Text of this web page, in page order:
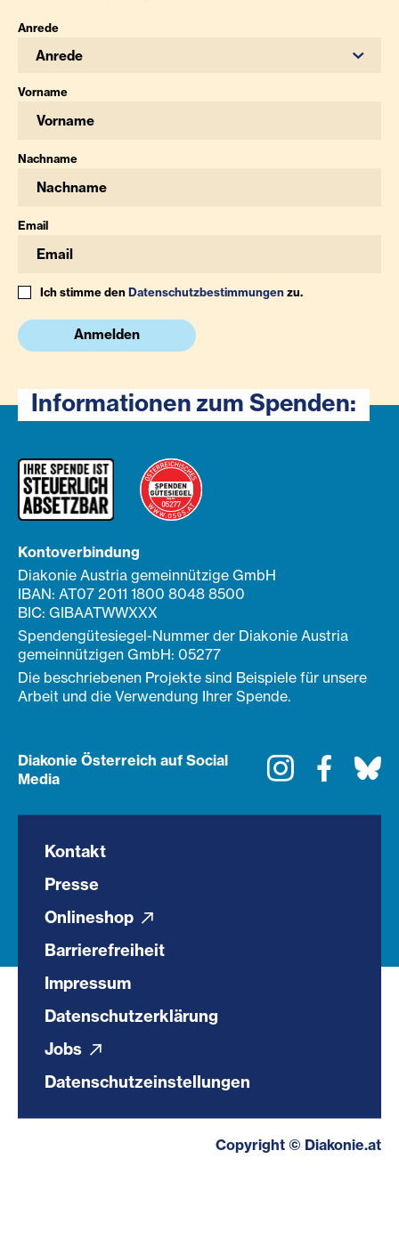
Anrede
Anrede
Vorname
Nachname
Email
Ich stimme denDatenschutzbestimmungenzu.
Anmelden
Informationen zum Spenden:
Kontoverbindung
Diakonie Austria gemeinnützige GmbH
IBAN: AT07 2011 1800 8048 8500
BIC: GIBAATWWXXX
Spendengütesiegel-Nummer der Diakonie Austria
gemeinnützigen GmbH: 05277
Die beschriebenen Projekte sind Beispiele für unsere
Arbeit und die Verwendung Ihrer Spende.
Diakonie Österreich auf Social
Media
Instagram
Kontakt
Presse
Onlineshop
Barrierefreiheit
Impressum
Datenschutzerklärung
Jobs
Datenschutzeinstellungen
Copyright © Diakonie.at